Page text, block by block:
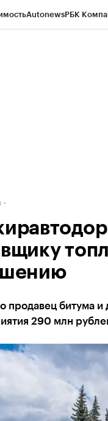
AutonewsРБК
продавец битума и
290 млн